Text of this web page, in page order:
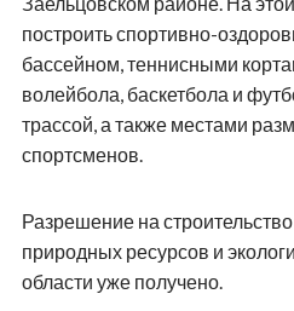
построить спортивно-
бассейном, теннисными
волейбола, баскетбола и
трассой, а также местами
спортсменов.
Разрешение на
природных ресурсов и
области уже получено.